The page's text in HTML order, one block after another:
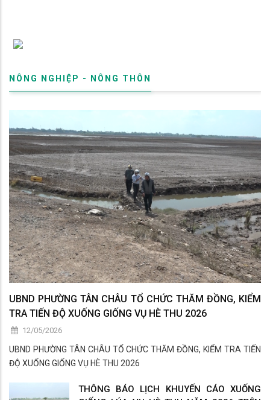
NÔNG NGHIỆP - NÔNG THÔN
UBND PHƯỜNG TÂN CHÂU TỔ CHỨC THĂM ĐỒNG, KIỂM
TRA TIẾN ĐỘ XUỐNG GIỐNG VỤ HÈ THU 2026
12/05/2026
UBND PHƯỜNG TÂN CHÂU TỔ CHỨC THĂM ĐỒNG, KIỂM TRA TIẾN
ĐỘ XUỐNG GIỐNG VỤ HÈ THU 2026
THÔNG BÁO LỊCH KHUYẾN CÁO XUỐNG